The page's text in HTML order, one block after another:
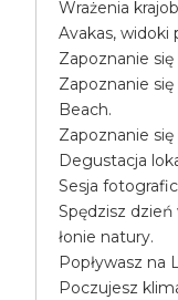
Wrażenia
Avakas, widoki
Zapoznanie się
Zapoznanie
Beach.
Zapoznanie
Degustacja
Sesja
Spędzisz
łonie natury.
Popływasz na
Poczujesz